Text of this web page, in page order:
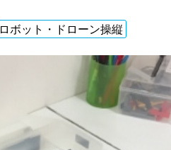
ロボット・ドローン操縦